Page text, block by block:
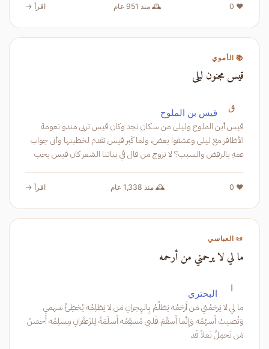
❤️ 0 🕰️ منذ 951 عام اقرأ →
📚 الأموي
قيس مجنون ليلى
ق قيس بن الملوح
قيس أبن الملوح وليلى من سكان نجد وكان قيس تربى منذو نعومة
الأظافر مع ليلى وعشقوا بعض، ولما كَبر قيس تقدم لخطبتها وأتى جواب
عمهِ بالرفض والسبب؟ لا نزوج من قال في بناتنا الشعر كان قيس يحب
❤️ 0 🕰️ منذ 1,338 عام اقرأ →
📜 العباسي
ما لي لا يرحمني من أرحمه
ا البحتري
ما لي لا يَرحَمُني مَن أَرحَمُه يَظلُمُ بِالهِجرانِ مَن لا يَظلِمُه يُخطِئُ سَهمي
وَتُصيبُ أَسهُمُه وَإِنَّما أَسقَمَ قَلبي مُسقِمُه أَسلَمَهُ لِلزَعفَرانِ مِسلِمُه أَحسَنُ
مَن تَحمِلُ نَعلاً قَد